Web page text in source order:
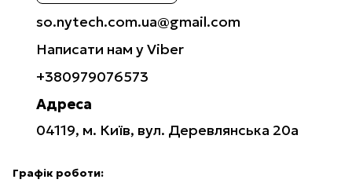
so.nytech.com.ua@gmail.com
Написати нам у Viber
+380979076573
Адреса
04119, м. Київ, вул. Деревлянська 20а
Графік роботи: